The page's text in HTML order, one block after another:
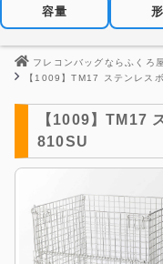
容量
フレコンバッグならふくろ
【1009】TM17 ステンレス
【1009】TM17
810SU